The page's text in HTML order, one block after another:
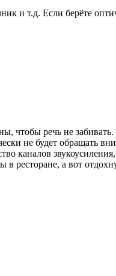
и т.д. Если берёте
чтобы речь не забивать.
не будет обращать
каналов
в ресторане, а вот